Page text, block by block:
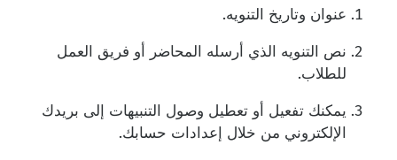
عنوان وتاريخ التنويه.
نص التنويه الذي أرسله المحاضر أو فريق العمل
للطلاب.
يمكنك تفعيل أو تعطيل وصول التنبيهات إلى بريدك
الإلكتروني من خلال إعدادات حسابك.